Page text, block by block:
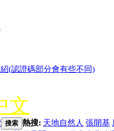
(認證碼部分會有些不同)
文
搜索 熱搜: 天地自然人 張開基